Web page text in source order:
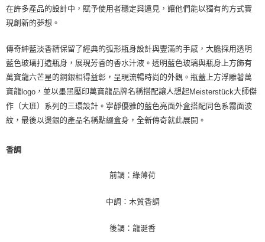
在許多產品的設計中，賦予使用者穩定與遠見，讓他們能以獨有的方式實
現創新的夢想。
傳奇紳藍淡香精保留了經典的弧形瓶身設計與豐滿的手感，大膽採用透明
藍色玻璃打造瓶身，展現芳香的香水汁液。透明藍色玻璃與瓶身上方飾有
萬寶龍六芒星的鋼銀相得益彰，呈現流暢時尚的外觀。瓶蓋上方浮雕著萬
寶龍 logo ，並以墨黑壓印萬寶龍品牌名稱搭配讓人想起Meisterstück大師傑
作（大班）系列的三環設計。寧靜優雅的藍色亮面外盒搭配同色系霧面波
紋，最後以燙銀的產品名稱點綴盒身，全新傳奇就此展開。
香調
前調：綠薄荷
中調：木質香調
後調：龍涎香